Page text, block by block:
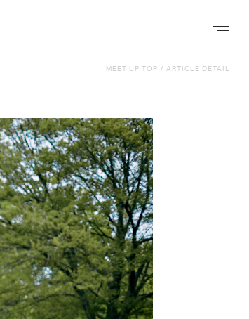
ナビゲ
MEET UP TOP / ARTICLE DETAIL